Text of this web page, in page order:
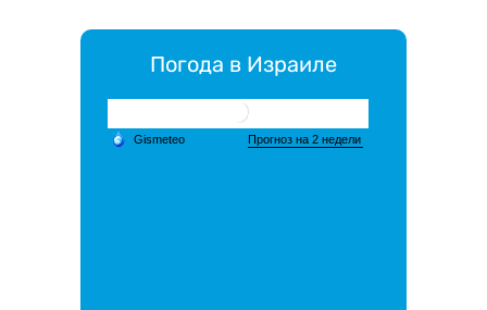
Погода в Израиле